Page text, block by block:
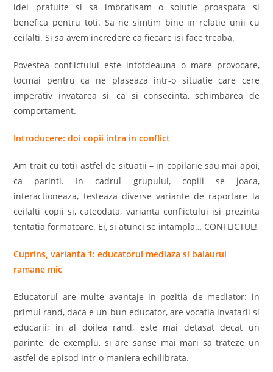
idei prafuite si sa imbratisam o solutie proaspata si
benefica pentru toti. Sa ne simtim bine in relatie unii cu
ceilalti. Si sa avem incredere ca fiecare isi face treaba.
Povestea conflictului este intotdeauna o mare provocare,
tocmai pentru ca ne plaseaza intr-o situatie care cere
imperativ invatarea si, ca si consecinta, schimbarea de
comportament.
Introducere: doi copii intra in conflict
Am trait cu totii astfel de situatii – in copilarie sau mai apoi,
ca parinti. In cadrul grupului, copiii se joaca,
interactioneaza, testeaza diverse variante de raportare la
ceilalti copii si, cateodata, varianta conflictului isi prezinta
tentatia formatoare. Ei, si atunci se intampla… CONFLICTUL!
Cuprins, varianta 1: educatorul mediaza si balaurul
ramane mic
Educatorul are multe avantaje in pozitia de mediator: in
primul rand, daca e un bun educator, are vocatia invatarii si
educarii; in al doilea rand, este mai detasat decat un
parinte, de exemplu, si are sanse mai mari sa trateze un
astfel de episod intr-o maniera echilibrata.